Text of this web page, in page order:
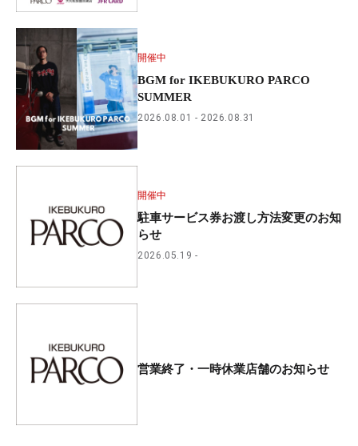
開催中
BGM for IKEBUKURO PARCO
SUMMER
2026.08.01 2026.08.31
開催中
駐車サービス券お渡し方法変更のお知
らせ
2026.05.19
営業終了・一時休業店舗のお知らせ